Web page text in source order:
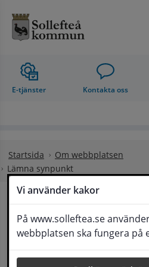
Vi använder kakor
På www.solleftea.se
webbplatsen ska fungera på
E-tjänster Kontakta oss
Startsida
Om webbplatsen
Lämna synpunkt
Lämna synpunkt
Här kan du lämna